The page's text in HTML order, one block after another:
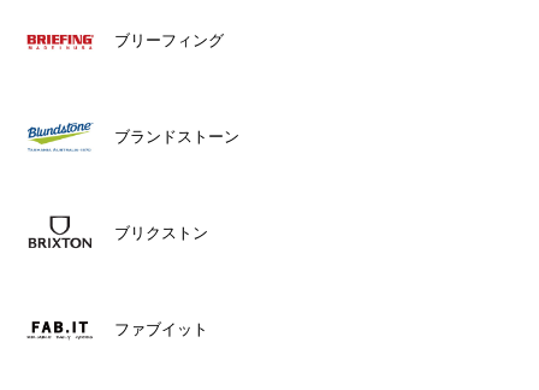
ブリーフィング
ブランドストーン
ブリクストン
ファブイット